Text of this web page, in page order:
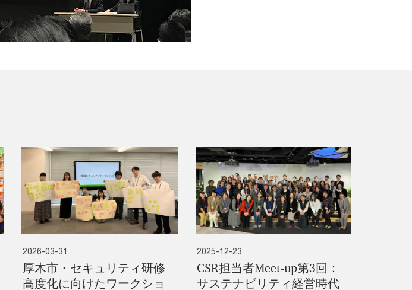
2026-03-31
厚木市・セキュリティ研修
高度化に向けたワークショ
2025-12-23
CSR担当者Meet-up第3回：
サステナビリティ経営時代